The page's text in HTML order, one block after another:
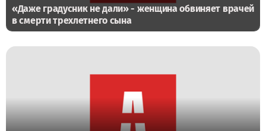
«Даже градусник не дали» - женщина обвиняет врачей
в смерти трехлетнего сына